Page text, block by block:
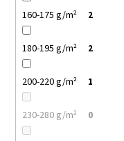
160-175 g/m² 2
180-195 g/m² 2
200-220 g/m² 1
230-280 g/m² 0